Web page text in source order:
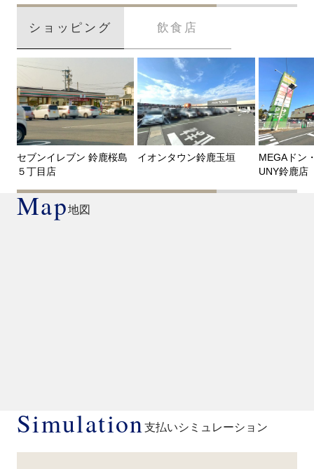
ショッピング 飲食店
セブンイレブン 鈴鹿桜島
５丁目店
イオンタウン鈴鹿玉垣
MEGAドン
UNY鈴鹿店
Map地図
Simulation支払いシミュレーション